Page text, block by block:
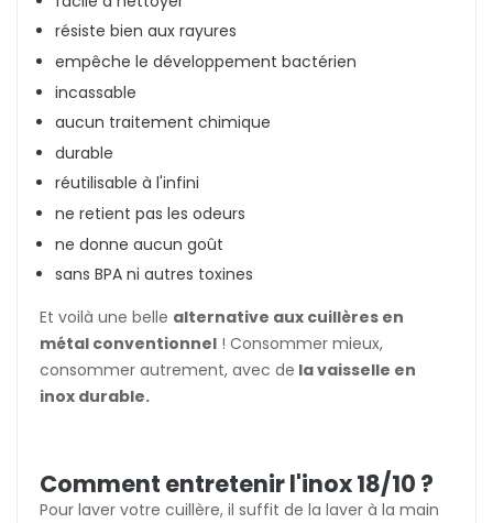
résiste bien aux rayures
empêche le développement bactérien
incassable
aucun traitement chimique
durable
réutilisable à l'infini
ne retient pas les odeurs
ne donne aucun goût
sans BPA ni autres toxines
Et voilà une belle alternative aux cuillères en
métal conventionnel ! Consommer mieux,
consommer autrement, avec de la vaisselle en
inox durable.
Comment entretenir l'inox 18/10 ?
Pour laver votre cuillère, il suffit de la laver à la main